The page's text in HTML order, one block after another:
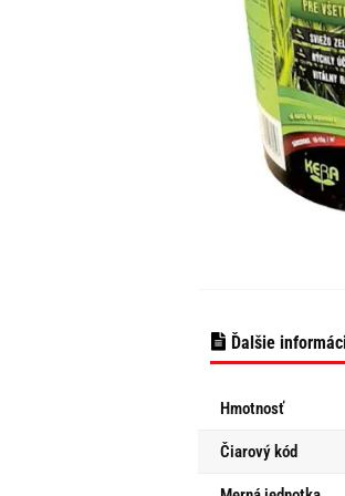
Ďalšie
Hmotnosť
Čiarový kód